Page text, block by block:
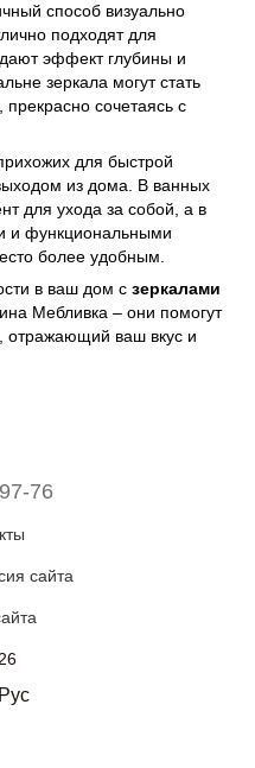
способ визуально
подходят для
эффект глубины и
зеркала могут стать
сочетаясь с
для быстрой
из дома. В ванных
для ухода за собой, а в
и функциональными
более удобным.
в ваш дом с зеркалами
Мебливка – они помогут
отражающий ваш вкус и
76
сайта
Рус